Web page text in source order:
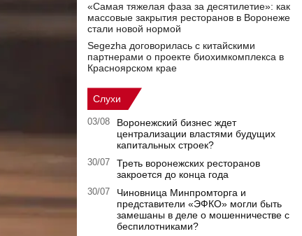
«Самая тяжелая фаза за десятилетие»: как
массовые закрытия ресторанов в Воронеже
стали новой нормой
Segezha договорилась с китайскими
партнерами о проекте биохимкомплекса в
Красноярском крае
Слухи
03/08
Воронежский бизнес ждет
централизации властями будущих
капитальных строек?
30/07
Треть воронежских ресторанов
закроется до конца года
30/07
Чиновница Минпромторга и
представители «ЭФКО» могли быть
замешаны в деле о мошенничестве с
беспилотниками?